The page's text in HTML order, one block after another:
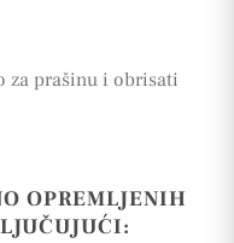
za prašinu i obrisati
OPREMLJENIH